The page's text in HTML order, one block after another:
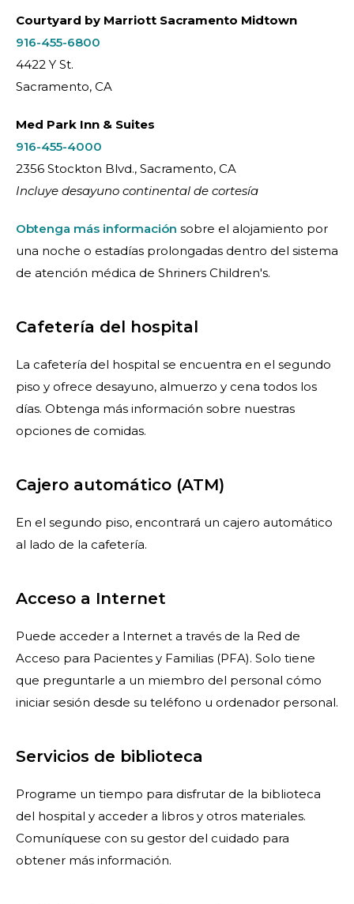
Courtyard by Marriott Sacramento Midtown
916-455-6800
4422 Y St.
Sacramento, CA
Med Park Inn & Suites
916-455-4000
2356 Stockton Blvd., Sacramento, CA
Incluye desayuno continental de cortesía
Obtenga más información sobre el alojamiento por
una noche o estadías prolongadas dentro del sistema
de atención médica de Shriners Children's.
Cafetería del hospital
La cafetería del hospital se encuentra en el segundo
piso y ofrece desayuno, almuerzo y cena todos los
días. Obtenga más información sobre nuestras
opciones de comidas.
Cajero automático (ATM)
En el segundo piso, encontrará un cajero automático
al lado de la cafetería.
Acceso a Internet
Puede acceder a Internet a través de la Red de
Acceso para Pacientes y Familias (PFA). Solo tiene
que preguntarle a un miembro del personal cómo
iniciar sesión desde su teléfono u ordenador personal.
Servicios de biblioteca
Programe un tiempo para disfrutar de la biblioteca
del hospital y acceder a libros y otros materiales.
Comuníquese con su gestor del cuidado para
obtener más información.